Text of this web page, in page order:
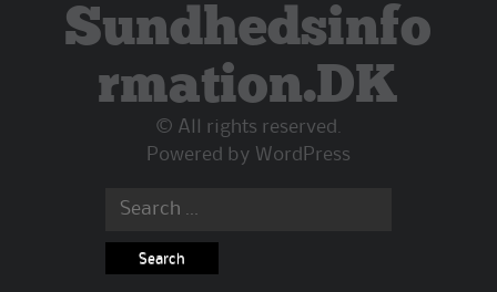
Sundhedsinfo
rmation.DK
© All rights reserved.
Powered by WordPress
Search